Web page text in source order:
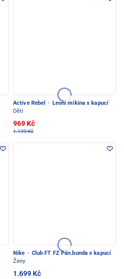
Active Rebel ·
Leoni mikina s kapucí
Děti
969 Kč
1.199 Kč
Nike · Club FT FZ Pán.bunda s kapucí
Ženy
1.699 Kč